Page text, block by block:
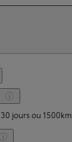
jours ou 1500km